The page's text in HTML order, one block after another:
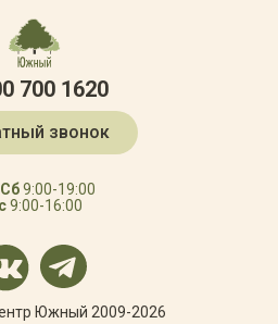
700 1620
звонок
9:00-19:00
9:00-16:00
Южный 2009-2026